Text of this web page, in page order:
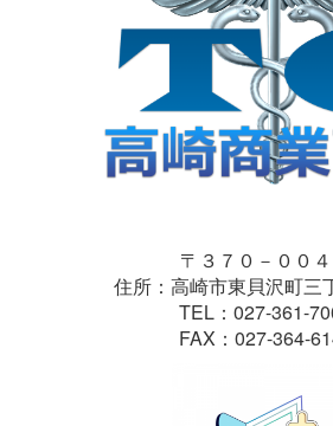
〒３７０－００４
住所：高崎市東貝沢町三
TEL：027-361-
FAX：027-364-